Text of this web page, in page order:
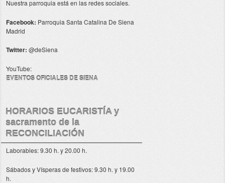
Nuestra parroquia está en las redes sociales.
Facebook: Parroquia Santa Catalina De Siena
Madrid
Twitter: @deSiena
YouTube:
EVENTOS OFICIALES DE SIENA
HORARIOS EUCARISTÍA y
sacramento de la
RECONCILIACIÓN
Laborables: 9.30 h. y 20.00 h.
Sábados y Vísperas de festivos: 9.30 h. y 19.00
h.